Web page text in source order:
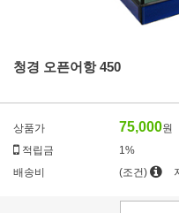
청경 오픈어항 450
상품가 75,000원
적립금
1%
배송비
(조건)